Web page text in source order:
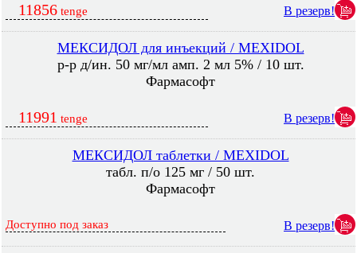
11856 tenge В резерв!
МЕКСИДОЛ для инъекций / MEXIDOL
р-р д/ин. 50 мг/мл амп. 2 мл 5% / 10 шт.
Фармасофт
11991 tenge В резерв!
МЕКСИДОЛ таблетки / MEXIDOL
табл. п/о 125 мг / 50 шт.
Фармасофт
Доступно под заказ В резерв!